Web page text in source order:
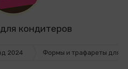
кондитеров
2024 Формы и трафареты для